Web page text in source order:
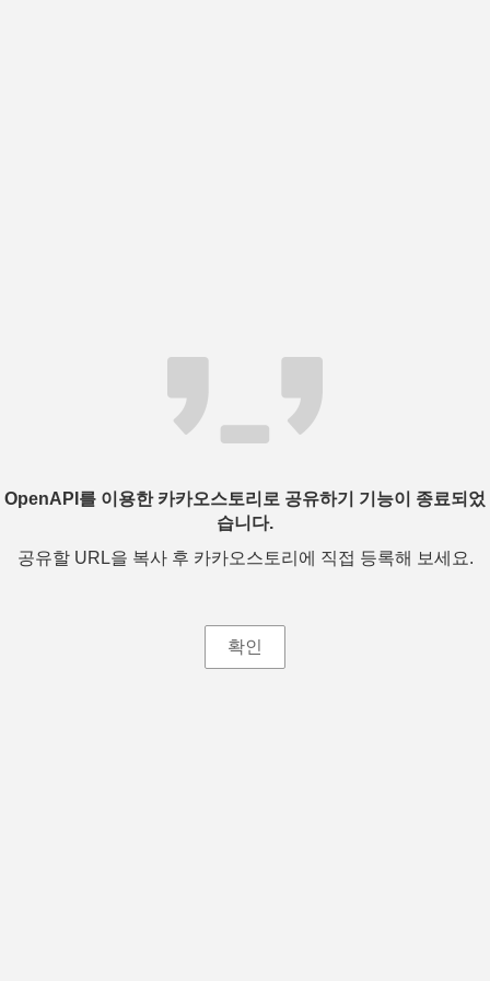
OpenAPI를 이용한 카카오스토리로 공유하기 기능이 종료되었
습니다.
공유할 URL을 복사 후 카카오스토리에 직접 등록해 보세요.
확인